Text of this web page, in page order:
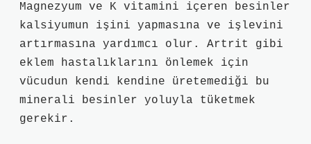
Magnezyum ve K vitamini içeren besinler
kalsiyumun işini yapmasına ve işlevini
artırmasına yardımcı olur. Artrit gibi
eklem hastalıklarını önlemek için
vücudun kendi kendine üretemediği bu
minerali besinler yoluyla tüketmek
gerekir.